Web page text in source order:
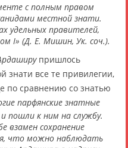
с полным правом
местной знати.
удельных правителей,
I» (Д. Е. Мишин, Ук. соч.).
пришлось
знати все те привилегии,
по сравнению со знатью
парфянские знатные
пошли к ним на службу.
взамен сохранение
что можно наблюдать